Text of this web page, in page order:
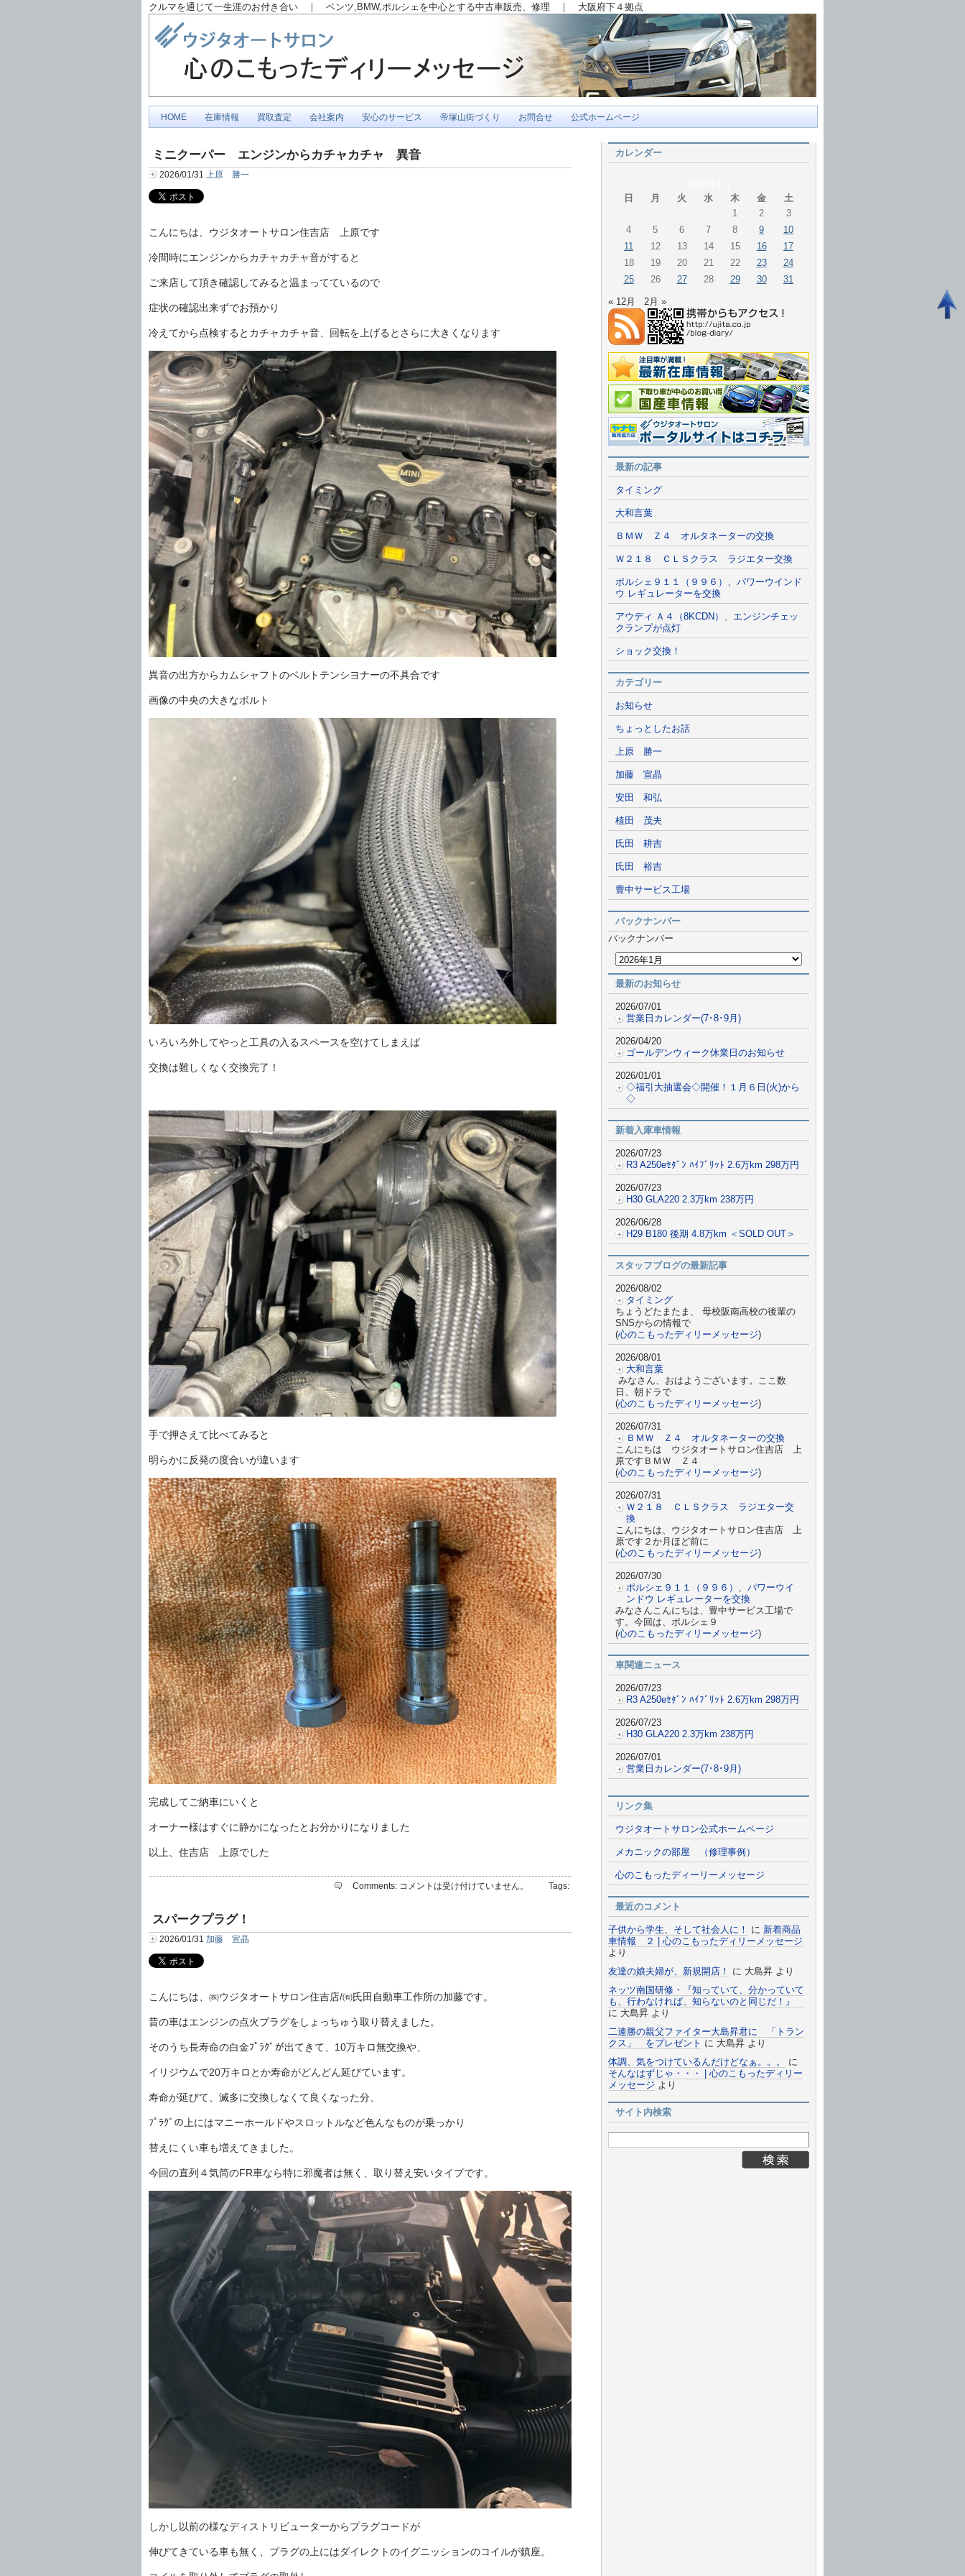
クルマを通じて一生涯のお付き合い ｜ ベンツ,BMW,ポルシェを中心とする中古車販売、修理 ｜ 大阪府下４拠点
HOME 在庫情報 買取査定 会社案内 安心のサービス 帝塚山街づくり お問合せ 公式ホームページ
ミニクーパー エンジンからカチャカチャ 異音
2026/01/31 上原 勝一
こんにちは、ウジタオートサロン住吉店 上原です
冷間時にエンジンからカチャカチャ音がすると
ご来店して頂き確認してみると温まってているので
症状の確認出来ずでお預かり
冷えてから点検するとカチャカチャ音、回転を上げるとさらに大きくなります
異音の出方からカムシャフトのベルトテンシヨナーの不具合です
画像の中央の大きなボルト
いろいろ外してやっと工具の入るスペースを空けてしまえば
交換は難しくなく交換完了！
手で押さえて比べてみると
明らかに反発の度合いが違います
完成してご納車にいくと
オーナー様はすぐに静かになったとお分かりになりました
以上、住吉店 上原でした
Comments: コメントは受け付けていません。 Tags:
スパークプラグ！
2026/01/31 加藤 宣晶
こんにちは、㈱ウジタオートサロン住吉店/㈲氏田自動車工作所の加藤です。
昔の車はエンジンの点火プラグをしょっちゅう取り替えました。
そのうち長寿命の白金ﾌﾟﾗｸﾞが出てきて、10万キロ無交換や、
イリジウムで20万キロとか寿命がどんどん延びています。
寿命が延びて、滅多に交換しなくて良くなった分、
ﾌﾟﾗｸﾞの上にはマニーホールドやスロットルなど色んなものが乗っかり
替えにくい車も増えてきました。
今回の直列４気筒のFR車なら特に邪魔者は無く、取り替え安いタイプです。
しかし以前の様なディストリビューターからプラグコードが
伸びてきている車も無く、プラグの上にはダイレクトのイグニッションのコイルが鎮座。
カレンダー
日
月 火 水 木 金
土
1
2
3
4
5 6 7 8 9
10
11
12 13 14 15 16
17
18
19 20 21 22 23
24
25
26 27 28 29 30 31
« 12月 2月 »
在庫情報一覧を見る
国産車情報
最新の記事
タイミング
大和言葉
ＢＭＷ Ｚ４ オルタネーターの交換
Ｗ２１８ ＣＬＳクラス ラジエター交換
ポルシェ９１１（９９６）、パワーウインド
ウ レギュレーターを交換
アウディ Ａ４（8KCDN）、エンジンチェッ
クランプが点灯
ショック交換！
カテゴリー
お知らせ
ちょっとしたお話
上原 勝一
加藤 宣晶
安田 和弘
植田 茂夫
氏田 耕吉
氏田 裕吉
豊中サービス工場
バックナンバー
バックナンバー
最新のお知らせ
2026/07/01
営業日カレンダー(7･8･9月)
2026/04/20
ゴールデンウィーク休業日のお知らせ
2026/01/01
◇福引大抽選会◇開催！１月６日(火)から
◇
新着入庫車情報
2026/07/23
R3 A250eｾﾀﾞﾝ ﾊｲﾌﾞﾘｯﾄ 2.6万km 298万円
2026/07/23
H30 GLA220 2.3万km 238万円
2026/06/28
H29 B180 後期 4.8万km ＜SOLD OUT＞
スタッフブログの最新記事
2026/08/02
タイミング
ちょうどたまたま、 母校阪南高校の後輩の
SNSからの情報で
(心のこもったディリーメッセージ)
2026/08/01
大和言葉
みなさん、おはようございます。ここ数
日、朝ドラで
(心のこもったディリーメッセージ)
2026/07/31
ＢＭＷ Ｚ４ オルタネーターの交換
こんにちは ウジタオートサロン住吉店 上
原ですＢＭＷ Ｚ４
(心のこもったディリーメッセージ)
2026/07/31
Ｗ２１８ ＣＬＳクラス ラジエター交
換
こんにちは、ウジタオートサロン住吉店 上
原です２か月ほど前に
(心のこもったディリーメッセージ)
2026/07/30
ポルシェ９１１（９９６）、パワーウイ
ンドウ レギュレーターを交換
みなさんこんにちは、豊中サービス工場で
す。今回は、ポルシェ９
(心のこもったディリーメッセージ)
車関連ニュース
2026/07/23
R3 A250eｾﾀﾞﾝ ﾊｲﾌﾞﾘｯﾄ 2.6万km 298万円
2026/07/23
H30 GLA220 2.3万km 238万円
2026/07/01
営業日カレンダー(7･8･9月)
リンク集
ウジタオートサロン公式ホームページ
メカニックの部屋 （修理事例）
心のこもったディーリーメッセージ
最近のコメント
子供から学生、そして社会人に！ に 新着商品
車情報 ２ | 心のこもったディリーメッセージ
より
友達の娘夫婦が、新規開店！
に 大島昇 より
ネッツ南国研修・『知っていて、分かっていて
も、行わなければ、知らないのと同じだ！』
に 大島昇 より
二連勝の親父ファイター大島昇君に 「トラン
クス」 をプレゼント に 大島昇 より
体調、気をつけているんだけどなぁ。。。
に
そんなはずじゃ・・・ | 心のこもったディリー
メッセージ より
サイト内検索